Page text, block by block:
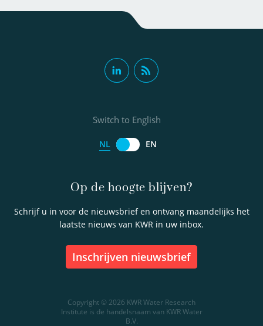
Op de hoogte blijven?
Schrijf u in voor de nieuwsbrief en ontvang maandelijks het
laatste nieuws van KWR in uw inbox.
inschrijven nieuwsbrief
Switch to English
NL EN
Copyright © 2026 KWR Water Research
Institute is de handelsnaam van KWR Water
B.V.